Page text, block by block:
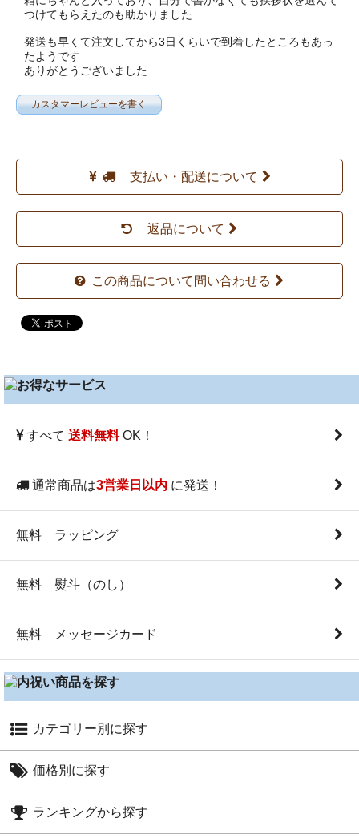
つけてもらえたのも助かりました
発送も早くて注文してから3日くらいで到着したところもあっ
たようです
ありがとうございました
カスタマーレビューを書く
支払い・配送について
返品について
この商品について問い合わせる
すべて 送料無料OK！
通常商品は3営業日以内 に発送！
無料 ラッピング
無料 熨斗（のし）
無料 メッセージカード
カテゴリー別に探す
カタログギフト（総合）
カタログギフト（グルメ）
価格別に探す
～1,000円
ランキングから探す